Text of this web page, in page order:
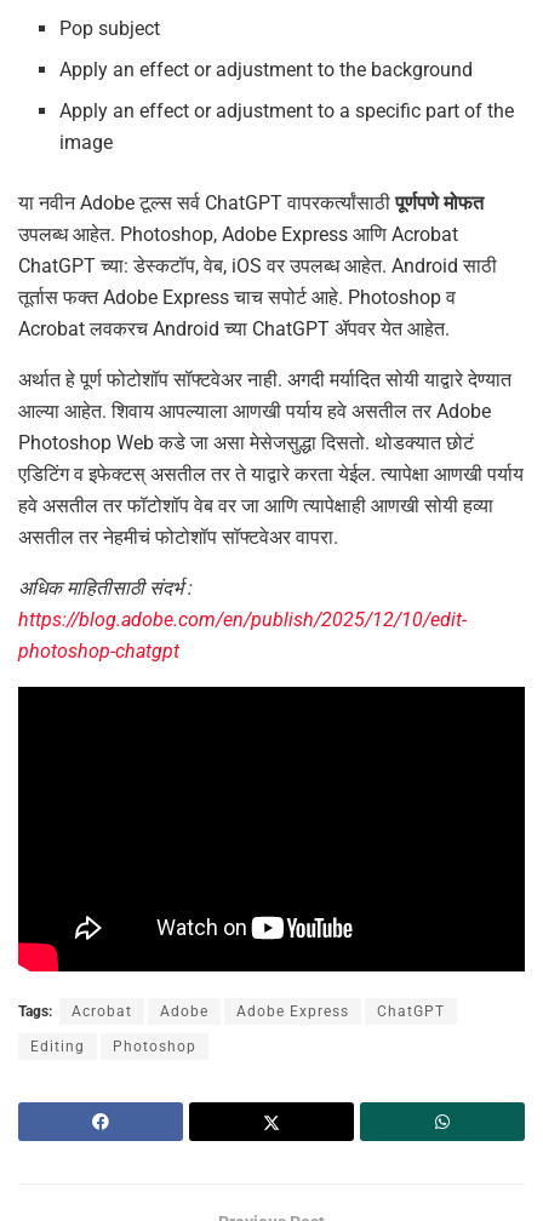
Pop subject
Apply an effect or adjustment to the background
Apply an effect or adjustment to a specific part of the
image
या नवीन Adobe टूल्स सर्व ChatGPT वापरकर्त्यांसाठीपूर्णपणे मोफत
उपलब्ध आहेत. Photoshop, Adobe Express आणि Acrobat
ChatGPT च्या: डेस्कटॉप, वेब, iOS वर उपलब्ध आहेत. Android साठी
तूर्तास फक्त Adobe Express चाच सपोर्ट आहे. Photoshop व
Acrobat लवकरच Android च्या ChatGPT ॲपवर येत आहेत.
अर्थात हे पूर्ण फोटोशॉप सॉफ्टवेअर नाही. अगदी मर्यादित सोयी याद्वारे देण्यात
आल्या आहेत. शिवाय आपल्याला आणखी पर्याय हवे असतील तर Adobe
Photoshop Web कडे जा असा मेसेजसुद्धा दिसतो. थोडक्यात छोटं
एडिटिंग व इफेक्टस् असतील तर ते याद्वारे करता येईल. त्यापेक्षा आणखी पर्याय
हवे असतील तर फॉटोशॉप वेब वर जा आणि त्यापेक्षाही आणखी सोयी हव्या
असतील तर नेहमीचं फोटोशॉप सॉफ्टवेअर वापरा.
अधिक माहितीसाठी संदर्भ :
https://blog.adobe.com/en/publish/2025/12/10/edit-
photoshop-chatgpt
Tags: Acrobat Adobe Adobe Express ChatGPT
Editing Photoshop